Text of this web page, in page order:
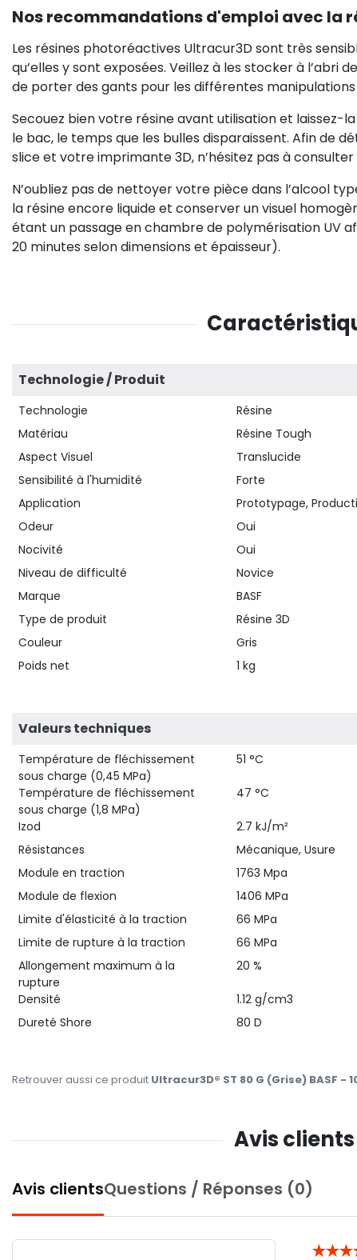
Nos recommandations d'emploi avec la
Les résines photoréactives Ultracur3D sont très
qu’elles y sont exposées. Veillez à les stocker à
de porter des gants pour les différentes manipulations
Secouez bien votre résine avant utilisation et laissez-
le bac, le temps que les bulles disparaissent. Afin de
slice et votre imprimante 3D, n’hésitez pas à
N’oubliez pas de nettoyer votre pièce dans l’alcool
la résine encore liquide et conserver un visuel
étant un passage en chambre de polymérisation UV
20 minutes selon dimensions et épaisseur).
Technologie / Produit
Technologie
Résine
Matériau
Résine Tough
Aspect Visuel
Translucide
Sensibilité à l'humidité
Forte
Application
Prototypage,
Odeur
Oui
Nocivité
Oui
Niveau de difficulté
Novice
Marque
BASF
Type de produit
Résine 3D
Couleur
Gris
Poids net
1 kg
Valeurs techniques
Température de fléchissement
sous charge (0,45 MPa)
51 °C
Température de fléchissement
sous charge (1,8 MPa)
47 °C
Izod
2.7 kJ/m²
Résistances
Mécanique, Usure
Module en traction
1763 Mpa
Module de flexion
1406 MPa
Limite d'élasticité à la traction
66 MPa
Limite de rupture à la traction
66 MPa
Allongement maximum à la
rupture
20 %
Densité
1.12 g/cm3
Dureté Shore
80 D
Retrouver aussi ce produit Ultracur3D® ST 80 G (Grise) BASF -
Avis clients
Avis clientsQuestions / Réponses (0)
★★★